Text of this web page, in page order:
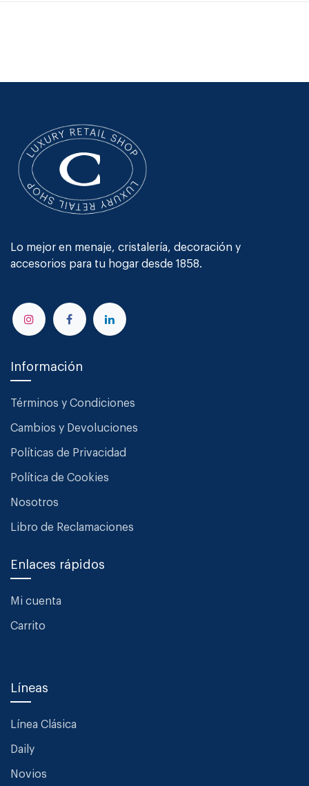
Lo mejor en menaje, cristalería, decoración y
accesorios para tu hogar desde 1858.
Información
Términos y Condiciones
Cambios y Devoluciones
Políticas de Privacidad
Política de Cookies
Nosotros
Libro de Reclamaciones
Enlaces rápidos
Mi cuenta
Carrito
Líneas
Línea Clásica
Daily
Novios